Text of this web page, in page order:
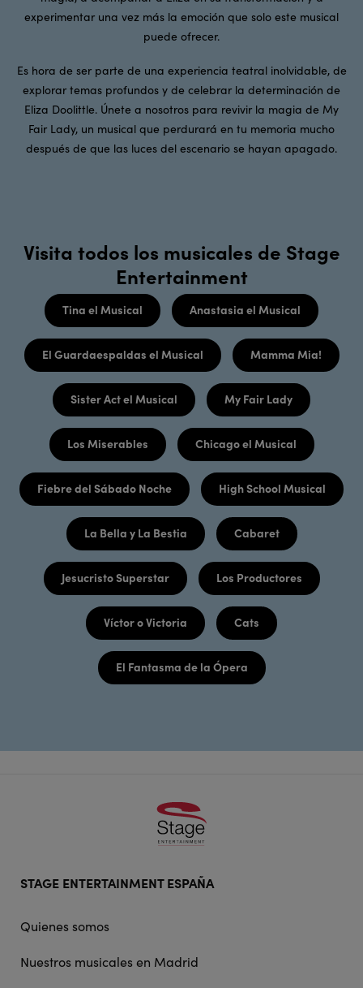
experimentar una vez más la emoción que solo este musical
puede ofrecer.
Es hora de ser parte de una experiencia teatral inolvidable, de
explorar temas profundos y de celebrar la determinación de
Eliza Doolittle. Únete a nosotros para revivir la magia de My
Fair Lady, un musical que perdurará en tu memoria mucho
después de que las luces del escenario se hayan apagado.
Visita todos los musicales de Stage
Entertainment
Tina el Musical Anastasia el Musical
El Guardaespaldas el Musical Mamma Mia!
Sister Act el Musical My Fair Lady
Los Miserables Chicago el Musical
Fiebre del Sábado Noche High School Musical
La Bella y La Bestia Cabaret
Jesucristo Superstar Los Productores
Víctor o Victoria Cats
El Fantasma de la Ópera
doormat
STAGE ENTERTAINMENT ESPAÑA
Quienes somos
Nuestros musicales en Madrid